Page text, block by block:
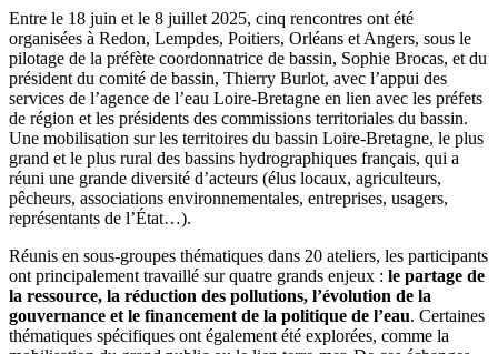
Entre le 18 juin et le 8 juillet 2025, cinq rencontres ont été
organisées à Redon, Lempdes, Poitiers, Orléans et Angers, sous le
pilotage de la préfète coordonnatrice de bassin, Sophie Brocas, et du
président du comité de bassin, Thierry Burlot, avec l’appui des
services de l’agence de l’eau Loire-Bretagne en lien avec les préfets
de région et les présidents des commissions territoriales du bassin.
Une mobilisation sur les territoires du bassin Loire-Bretagne, le plus
grand et le plus rural des bassins hydrographiques français, qui a
réuni une grande diversité d’acteurs (élus locaux, agriculteurs,
pêcheurs, associations environnementales, entreprises, usagers,
représentants de l’État…).
Réunis en sous-groupes thématiques dans 20 ateliers, les participants
ont principalement travaillé sur quatre grands enjeux : le partage de
la ressource, la réduction des pollutions, l’évolution de la
gouvernance et le financement de la politique de l’eau. Certaines
thématiques spécifiques ont également été explorées, comme la